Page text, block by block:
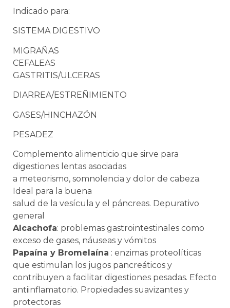
Indicado para:
SISTEMA DIGESTIVO
MIGRAÑAS
CEFALEAS
GASTRITIS/ULCERAS
DIARREA/ESTREÑIMIENTO
GASES/HINCHAZÓN
PESADEZ
Complemento alimenticio que sirve para
digestiones lentas asociadas
a meteorismo, somnolencia y dolor de cabeza.
Ideal para la buena
salud de la vesícula y el páncreas. Depurativo
general
Alcachofa: problemas gastrointestinales como
exceso de gases, náuseas y vómitos
Papaína y Bromelaína : enzimas proteolíticas
que estimulan los jugos pancreáticos y
contribuyen a facilitar digestiones pesadas. Efecto
antiinflamatorio. Propiedades suavizantes y
protectoras